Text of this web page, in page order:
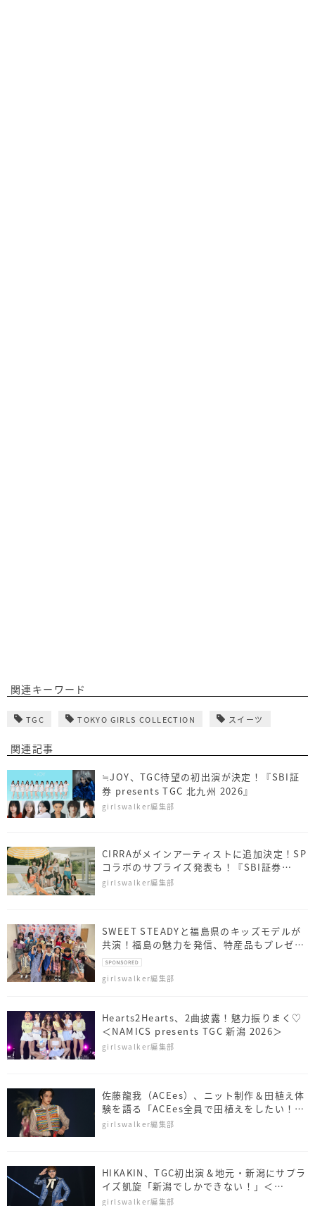
関連キーワード
TGC TOKYO GIRLS COLLECTION スイーツ
関連記事
≒JOY、TGC待望の初出演が決定！『SBI証
券 presents TGC 北九州 2026』
girlswalker編集部
CIRRAがメインアーティストに追加決定！SP
コラボのサプライズ発表も！『SBI証券
presents TGC 北九州 2026』
girlswalker編集部
SWEET STEADYと福島県のキッズモデルが
共演！福島の魅力を発信、特産品もプレゼン
ト
girlswalker編集部
Hearts2Hearts、2曲披露！魅力振りまく♡
＜NAMICS presents TGC 新潟 2026＞
girlswalker編集部
佐藤⿓我（ACEes）、ニット制作＆田植え体
験を語る「ACEes全員で田植えをしたい！」
＜NAMICS presents TGC 新潟 2026＞
girlswalker編集部
HIKAKIN、TGC初出演＆地元・新潟にサプラ
イズ凱旋「新潟でしかできない！」＜
NAMICS presents TGC 新潟 2026＞
girlswalker編集部